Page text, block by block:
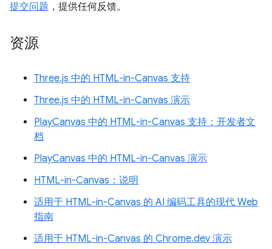
提交问题 ，提供任何反馈。
资源
Three.js 中的 HTML-in-Canvas 支持
Three.js 中的 HTML-in-Canvas 演示
PlayCanvas 中的 HTML-in-Canvas 支持：开发者文
档
PlayCanvas 中的 HTML-in-Canvas 演示
HTML-in-Canvas：说明
适用于 HTML-in-Canvas 的 AI 编码工具的现代 Web
指南
适用于 HTML-in-Canvas 的 Chrome.dev 演示